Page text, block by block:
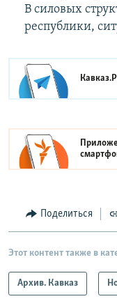
В силовых
республики,
Поделиться
Этот контент также в
Архив. Кавказ